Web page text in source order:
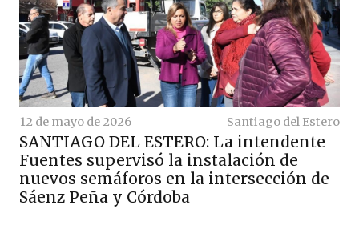
12 de mayo de 2026 Santiago del Estero
SANTIAGO DEL ESTERO: La intendente
Fuentes supervisó la instalación de
nuevos semáforos en la intersección de
Sáenz Peña y Córdoba